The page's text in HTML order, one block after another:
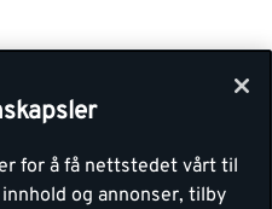
for å få nettstedet vårt til
og annonser, tilby